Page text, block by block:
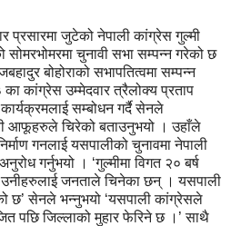
प्रसारमा जुटेको नेपाली कांग्रेस गुल्मी
सोमरभोमरमा चुनावी सभा सम्पन्न गरेको छ
बोहोराको सभापतित्वमा सम्पन्न
का कांग्रेस उम्मेदवार त्रैलोक्य प्रताप
सम्बोधन गर्दै सेनले
आफूहरुले चिरेको बताउनुभयो । उहाँले
गनलाई यसपालीको चुनावमा नेपाली
गर्नुभयो । ‘गुल्मीमा विगत २० बर्ष
जनताले चिनेका छन् । यसपाली
छ’ सेनले भन्नुभयो ‘यसपाली कांग्रेसले
पछि जिल्लाको मुहार फेरिने छ ।’ साथै